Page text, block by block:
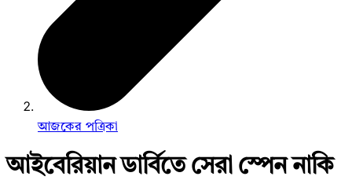
আজকের পত্রিকা
আইবেরিয়ান ডার্বিতে সেরা স্পেন নাকি